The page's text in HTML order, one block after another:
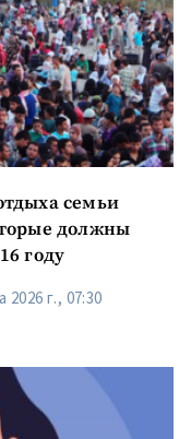
семьи
должны
году
2026 г., 07:30